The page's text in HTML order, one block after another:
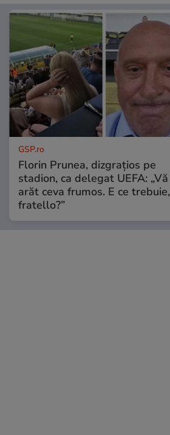
GSP.ro
Florin Prunea, dizgrațios pe
stadion, ca delegat UEFA: „Vă
arăt ceva frumos. E ce trebuie,
fratello?”